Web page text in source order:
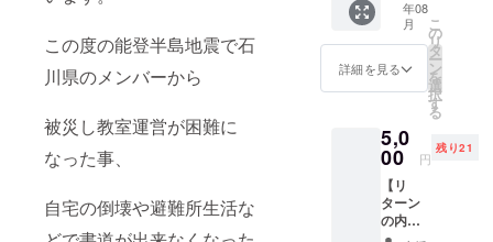
この度の能登半島地震で石
川県のメンバーから
被災し教室運営が困難に
なった事、
自宅の倒壊や避難所生活な
いたし
ます。
このリ
ターン
と同一
の内容
になり
ます。
【作品
出品要
レット
を送付
いたし
ます。
年08
月
詳細を見る
こ
の
リ
タ
ー
ン
を
選
択
す
る
5,0
00 円
残り21
【リ
ターン
の内
容】 ・